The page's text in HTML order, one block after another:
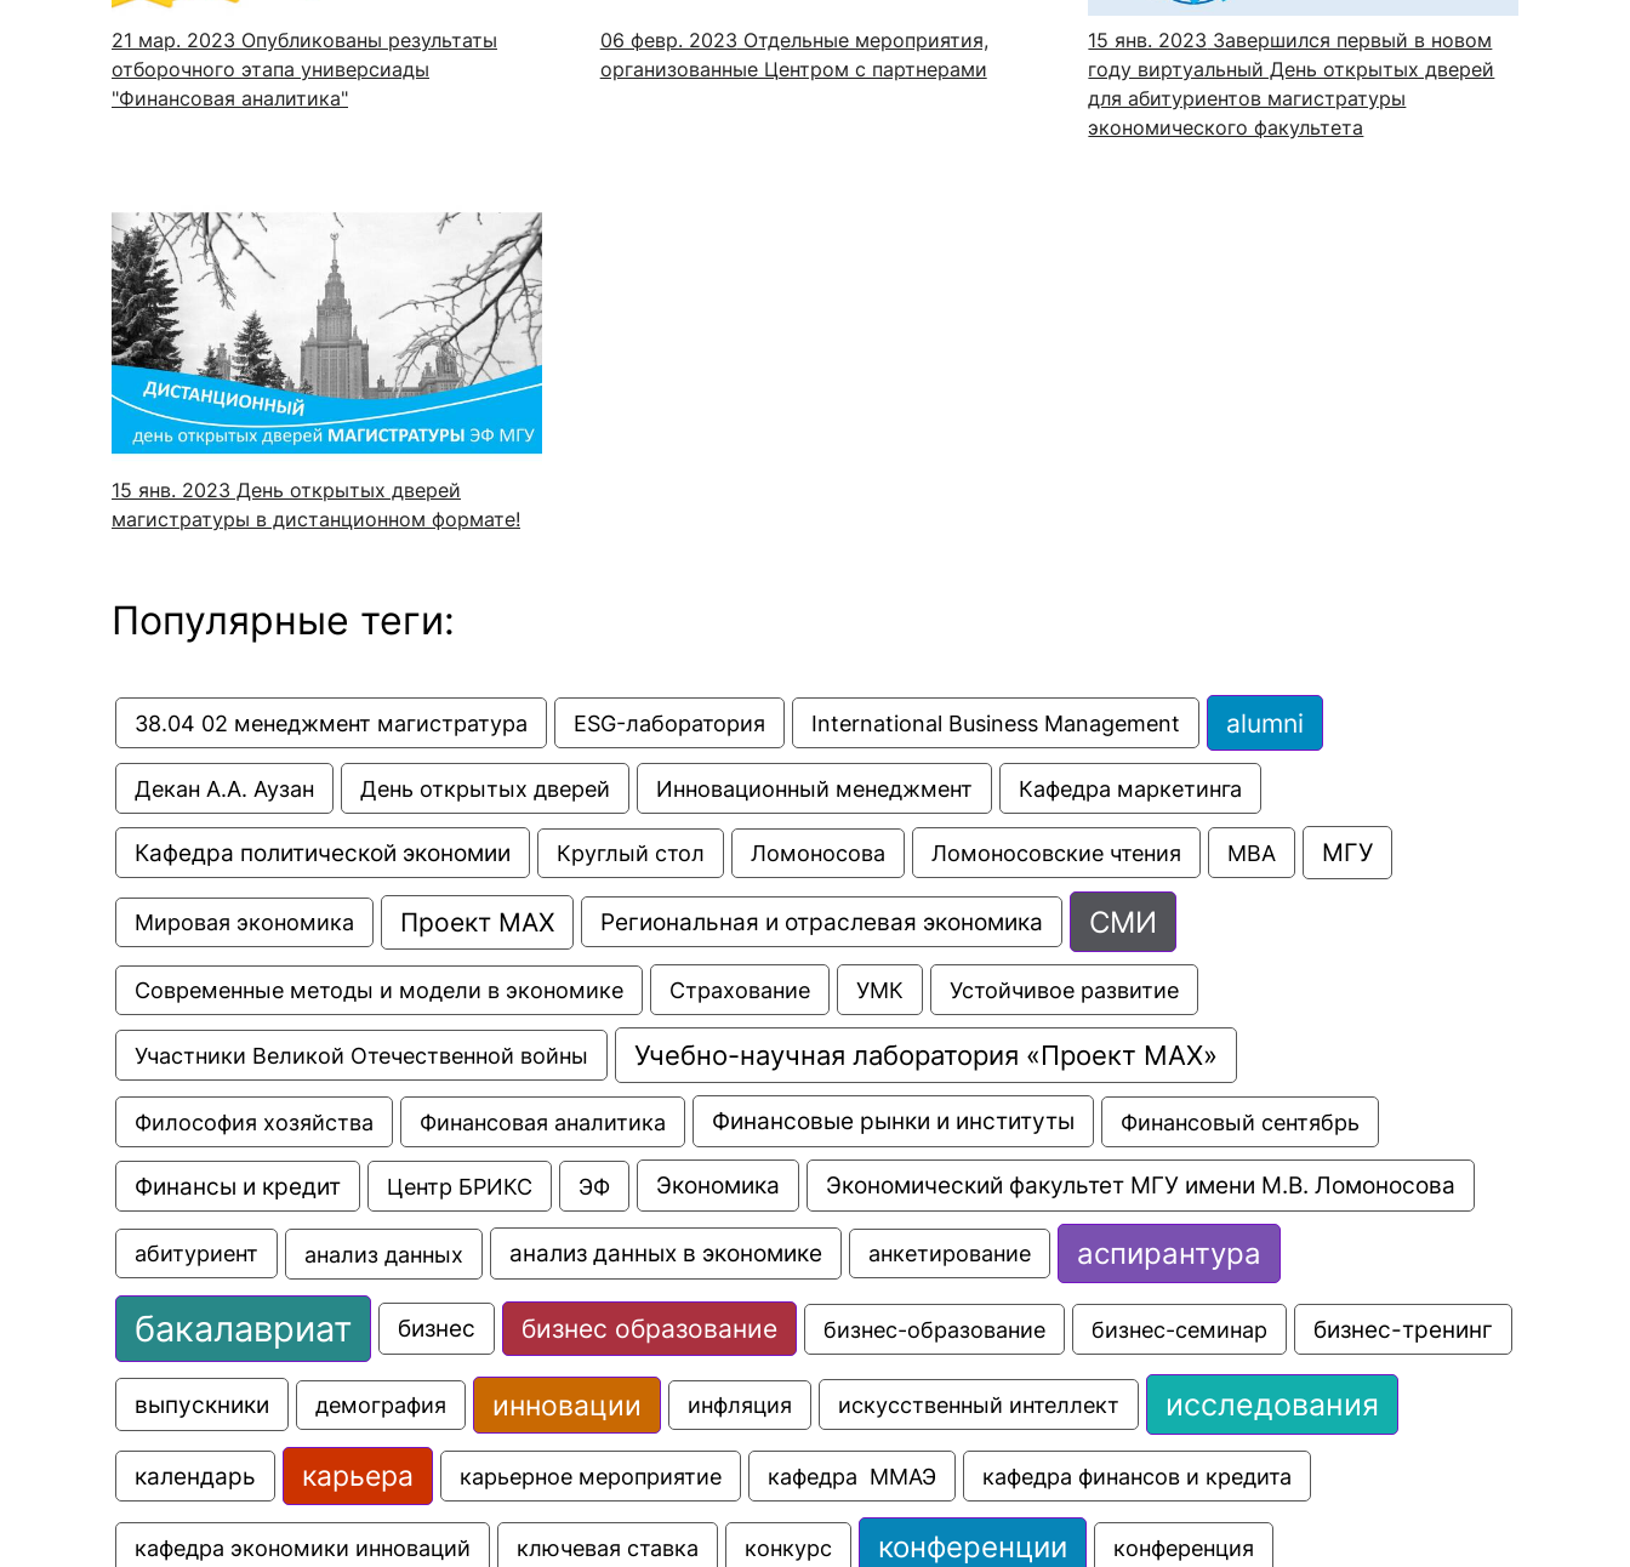
21 мар. 2023 Опубликованы результаты
отборочного этапа универсиады
"Финансовая аналитика"
06 февр. 2023 Отдельные мероприятия,
организованные Центром с партнерами
15 янв. 2023 Завершился первый в новом
году виртуальный День открытых дверей
для абитуриентов магистратуры
экономического факультета
15 янв. 2023 День открытых дверей
магистратуры в дистанционном формате!
Популярные теги:
38.04 02 менеджмент магистратура ESG-лаборатория International Business Management alumni
Декан А.А. Аузан День открытых дверей Инновационный менеджмент Кафедра маркетинга
Кафедра политической экономии Круглый стол Ломоносова Ломоносовские чтения МВА МГУ
Мировая экономика Проект МАХ Региональная и отраслевая экономика СМИ
Современные методы и модели в экономике Страхование УМК Устойчивое развитие
Участники Великой Отечественной войны Учебно-научная лаборатория «Проект МАХ»
Философия хозяйства Финансовая аналитика Финансовые рынки и институты Финансовый сентябрь
Финансы и кредит Центр БРИКС ЭФ Экономика Экономический факультет МГУ имени М.В. Ломоносова
абитуриент анализ данных анализ данных в экономике анкетирование аспирантура
бакалавриат бизнес бизнес образование бизнес-образование бизнес-семинар бизнес-тренинг
выпускники демография инновации инфляция искусственный интеллект исследования
календарь карьера карьерное мероприятие кафедра  ММАЭ кафедра финансов и кредита
кафедра экономики инноваций ключевая ставка конкурс конференции конференция